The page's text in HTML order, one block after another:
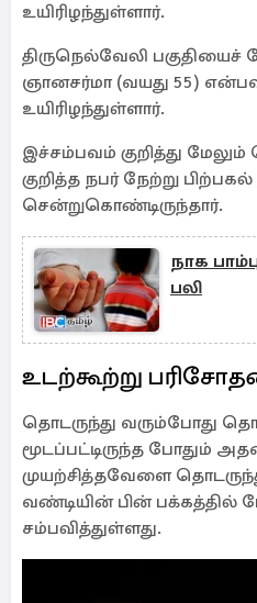
உயிரிழந்துள்ளார்.
திருநெல்வேலி பகுதியைச்
ஞானசர்மா (வயது 55)
உயிரிழந்துள்ளார்.
இச்சம்பவம் குறித்து
குறித்த நபர் நேற்று
சென்றுகொண்டிருந்தார்.
நாக
பலி
உடற்கூற்று
தொடருந்து வரும்போது
மூடப்பட்டிருந்த போதும்
முயற்சித்தவேளை
வண்டியின் பின் பக்கத்தில்
சம்பவித்துள்ளது.